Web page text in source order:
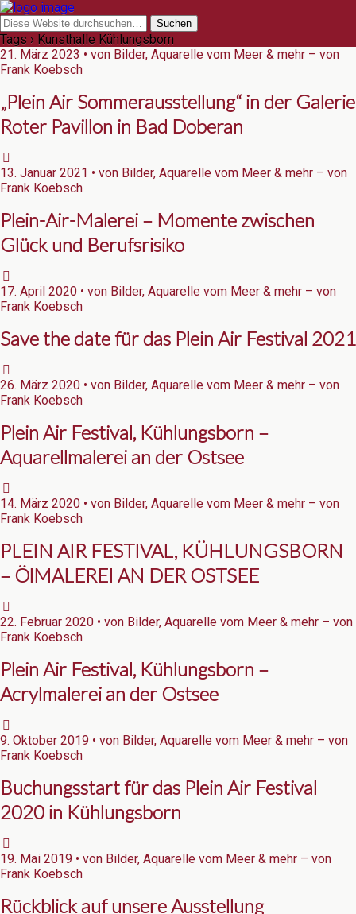
Tags › Kunsthalle Kühlungsborn
21. März 2023 • von Bilder, Aquarelle vom Meer & mehr – von
Frank Koebsch
„Plein Air Sommerausstellung“ in der Galerie
Roter Pavillon in Bad Doberan
13. Januar 2021 • von Bilder, Aquarelle vom Meer & mehr – von
Frank Koebsch
Plein-Air-Malerei – Momente zwischen
Glück und Berufsrisiko
17. April 2020 • von Bilder, Aquarelle vom Meer & mehr – von
Frank Koebsch
Save the date für das Plein Air Festival 2021
26. März 2020 • von Bilder, Aquarelle vom Meer & mehr – von
Frank Koebsch
Plein Air Festival, Kühlungsborn –
Aquarellmalerei an der Ostsee
14. März 2020 • von Bilder, Aquarelle vom Meer & mehr – von
Frank Koebsch
PLEIN AIR FESTIVAL, KÜHLUNGSBORN
– ÖlMALEREI AN DER OSTSEE
22. Februar 2020 • von Bilder, Aquarelle vom Meer & mehr – von
Frank Koebsch
Plein Air Festival, Kühlungsborn –
Acrylmalerei an der Ostsee
9. Oktober 2019 • von Bilder, Aquarelle vom Meer & mehr – von
Frank Koebsch
Buchungsstart für das Plein Air Festival
2020 in Kühlungsborn
19. Mai 2019 • von Bilder, Aquarelle vom Meer & mehr – von
Frank Koebsch
Rückblick auf unsere Ausstellung